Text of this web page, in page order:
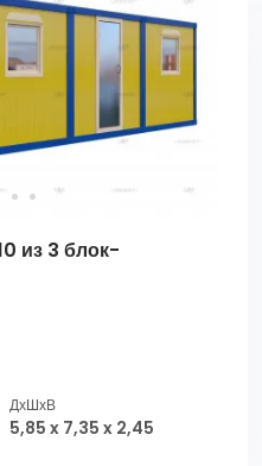
из 3 блок-
ДхШхВ
5,85 x 7,35 x 2,45